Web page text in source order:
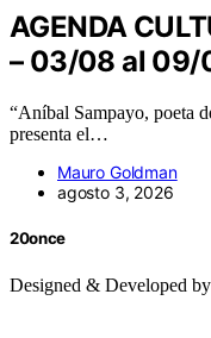
AGENDA
– 03/08 al 09/
“Aníbal Sampayo, poeta
presenta el…
Mauro Goldman
agosto 3, 2026
20once
Designed & Developed by